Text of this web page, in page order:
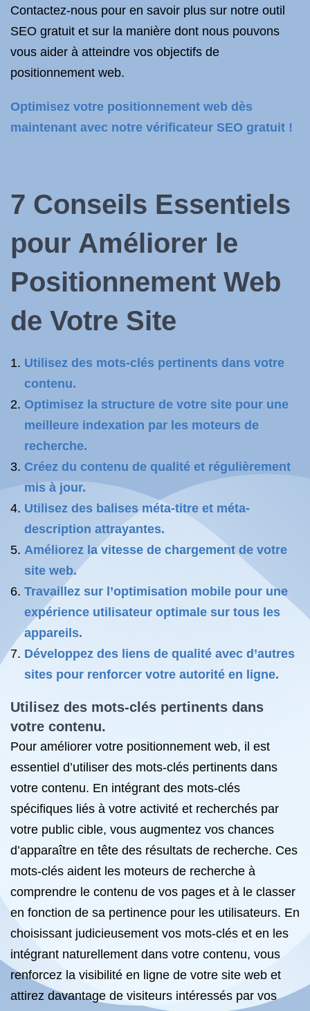
Contactez-nous pour en savoir plus sur notre outil
SEO gratuit et sur la manière dont nous pouvons
vous aider à atteindre vos objectifs de
positionnement web.
Optimisez votre positionnement web dès
maintenant avec notre vérificateur SEO gratuit !
7 Conseils Essentiels
pour Améliorer le
Positionnement Web
de Votre Site
Utilisez des mots-clés pertinents dans votre
contenu.
Optimisez la structure de votre site pour une
meilleure indexation par les moteurs de
recherche.
Créez du contenu de qualité et régulièrement
mis à jour.
Utilisez des balises méta-titre et méta-
description attrayantes.
Améliorez la vitesse de chargement de votre
site web.
Travaillez sur l’optimisation mobile pour une
expérience utilisateur optimale sur tous les
appareils.
Développez des liens de qualité avec d’autres
sites pour renforcer votre autorité en ligne.
Utilisez des mots-clés pertinents dans
votre contenu.
Pour améliorer votre positionnement web, il est
essentiel d’utiliser des mots-clés pertinents dans
votre contenu. En intégrant des mots-clés
spécifiques liés à votre activité et recherchés par
votre public cible, vous augmentez vos chances
d’apparaître en tête des résultats de recherche. Ces
mots-clés aident les moteurs de recherche à
comprendre le contenu de vos pages et à le classer
en fonction de sa pertinence pour les utilisateurs. En
choisissant judicieusement vos mots-clés et en les
intégrant naturellement dans votre contenu, vous
renforcez la visibilité en ligne de votre site web et
attirez davantage de visiteurs intéressés par vos